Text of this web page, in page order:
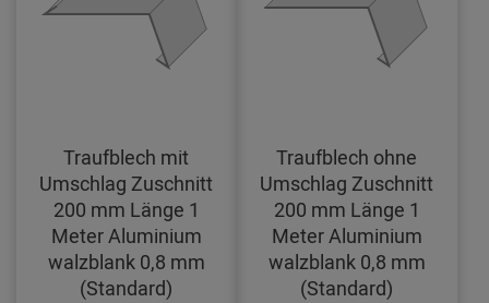
Traufblech mit
Umschlag Zuschnitt
200 mm Länge 1
Meter Aluminium
walzblank 0,8 mm
(Standard)
Traufblech ohne
Umschlag Zuschnitt
200 mm Länge 1
Meter Aluminium
walzblank 0,8 mm
(Standard)